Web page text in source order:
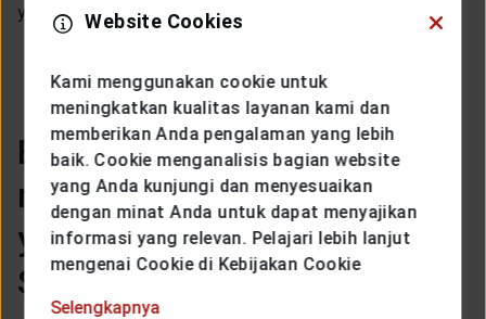
yang berada di tangan kita sendiri. Setuju?
Bagaimana cara untuk
merencanakan masa depan
yang cerah untuk si
Sandwich Generation?
Website Cookies
Kami menggunakan cookie untuk
meningkatkan kualitas layanan kami dan
memberikan Anda pengalaman yang lebih
baik. Cookie menganalisis bagian website
yang Anda kunjungi dan menyesuaikan
dengan minat Anda untuk dapat menyajikan
informasi yang relevan. Pelajari lebih lanjut
mengenai Cookie di Kebijakan Cookie
Selengkapnya